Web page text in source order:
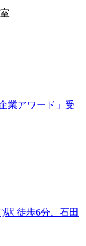
業アワード」受
駅 徒歩6分、石田